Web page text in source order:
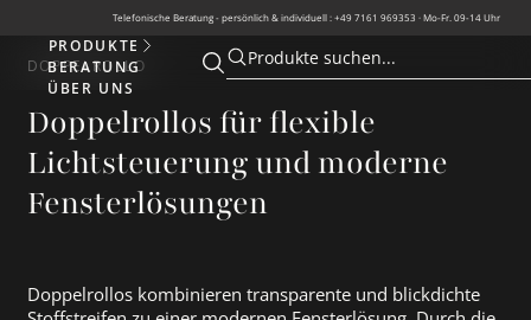
Telefonische Beratung - persönlich & individuell : +49 7161 969353 · Mo-Fr. 09-14 Uhr
Produkte
PRODUKTE
BERATUNG
ÜBER UNS
Suche öffnen
Suche öffnen
Produkte suchen...
DOPPELROLLO
Doppelrollos für flexible
Lichtsteuerung und moderne
Fensterlösungen
Doppelrollos kombinieren transparente und blickdichte